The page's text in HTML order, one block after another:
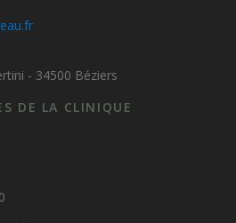
- 34500 Béziers
DE LA CLINIQUE